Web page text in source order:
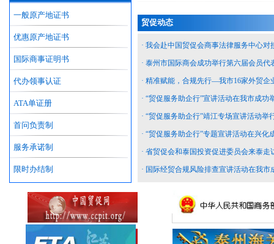
一般原产地证书
优惠原产地证书
国际商事证明书
代办领事认证
ATA单证册
首问负责制
服务承诺制
限时办结制
贸促动态
· 我会赴中国贸促会商事法律服务中心
· 泰州市国际商会成功举行第六届会员代
· 精准赋能，合规先行—我市16家外贸
· “贸促服务助企行”宣讲活动在我市成功
· “贸促服务助企行”靖江专场宣讲活动举
· “贸促服务助企行”专题宣讲活动在兴化
· 省贸促会和泰国投资促进委员会来泰走
· 国际经贸合规风险排查宣讲活动在我市